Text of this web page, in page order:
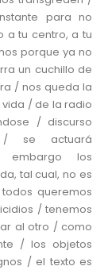
para no
a tu centro, a tu
porque ya no
un cuchillo de
/ nos queda la
/ de la radio
/ discurso
/ se actuará
los
tal cual, no es
queremos
/ tenemos
al otro / como
/ los objetos
/ el texto es